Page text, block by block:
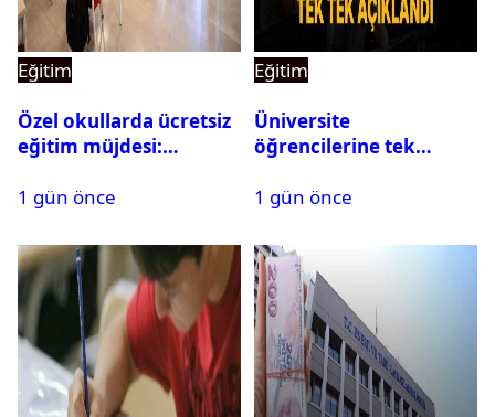
Eğitim
Özel okullarda ücretsiz
eğitim müjdesi:
başladı
1 gün önce
Eğitim
Üniversite
öğrencilerine tek
60 bin liraya kadar burs
1 gün önce